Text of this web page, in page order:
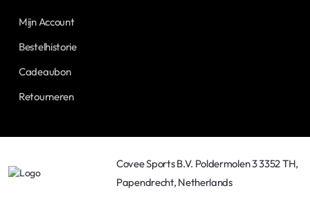
Mijn Account
Bestelhistorie
Cadeaubon
Retourneren
Covee Sports B.V. Poldermolen 3 3352 TH,
Papendrecht, Netherlands